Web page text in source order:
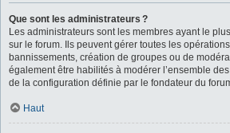
Que sont les administrateurs ?
Les administrateurs sont les membres ayant le
sur le forum. Ils peuvent gérer toutes les
bannissements, création de groupes ou de
également être habilités à modérer l’ensemble
de la configuration définie par le fondateur du
Haut